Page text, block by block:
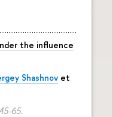
the influence
Shashnov et
65.